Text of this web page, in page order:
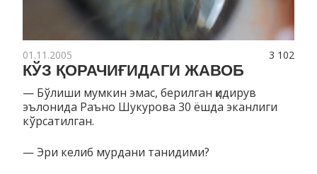
3 102
01.11.2005
КЎЗ ҚОРАЧИҒИДАГИ ЖАВОБ
— Бўлиши мумкин эмас, берилган қидирув
эълонида Раъно Шукурова 30 ёшда эканлиги
кўрсатилган.
— Эри келиб мурдани танидими?